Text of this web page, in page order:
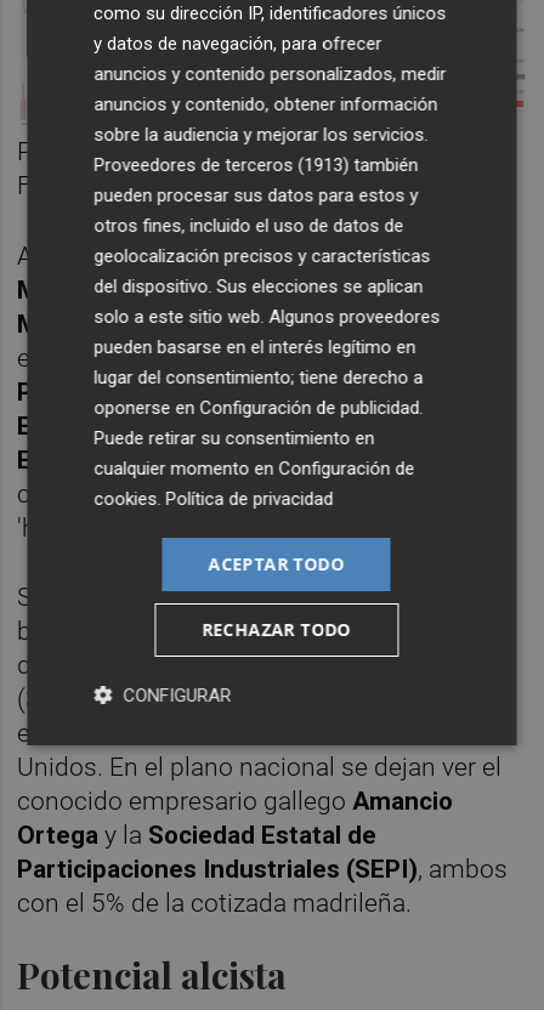
Pinchar aquípara ver el gráfico más grande.
Fuente: YahooFinance
A saber:BlackRock Investment
Management(1,91%),DME Capital
ManagementyPoint 72 Europe, ambos con
el 0,91%;Marshall Wace(0,67%),Canada
Pension Plan Investment Board(0,59%),
Exane Asset Management
(0,57%) y
Energy Transition(0,52%). La mayoría
corresponden a fondos de alto riesgo o
'hedge fund'.
Sin embargo, en su capital -y no como
bajistas- aparecen firmas de la talla mundial
de
BlackRock(5,422%),Bank of America
(3,614%) yMubadala Investment Company
el fondo soberano de los Emiratos Árabes
Unidos. En el plano nacional se dejan ver el
conocido empresario gallegoAmancio
Ortega y la Sociedad Estatal de
Participaciones Industriales (SEPI), ambos
con el 5% de la cotizada madrileña.
Potencial alcista
como su dirección IP, identificadores únicos
y datos de navegación, para ofrecer
anuncios y contenido personalizados, medir
anuncios y contenido, obtener información
sobre la audiencia y mejorar los servicios.
Proveedores de terceros (1913) también
pueden procesar sus datos para estos y
otros fines, incluido el uso de datos de
geolocalización precisos y características
del dispositivo. Sus elecciones se aplican
solo a este sitio web. Algunos proveedores
pueden basarse en el interés legítimo en
lugar del consentimiento; tiene derecho a
oponerse enConfiguración de publicidad
Puede retirar su consentimiento en
cualquier momento enConfiguración de
cookies .Política de privacidad
ACEPTAR TODO
RECHAZAR TODO
CONFIGURAR